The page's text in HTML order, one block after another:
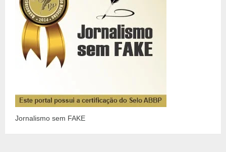
Jornalismo sem FAKE